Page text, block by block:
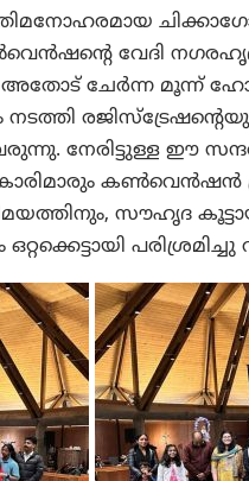
വേദി
അതോട് ചേർന്ന
നേരിട്ടുള്ള ഈ
കൺവെൻഷൻ
സൗഹൃദ
പരിശ്രമിച്ചു